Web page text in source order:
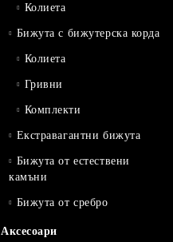
Колиета
Бижута с бижутерска корда
Колиета
Гривни
Комплекти
Екстравагантни бижута
Бижута от естествени
камъни
Бижута от сребро
Аксесоари